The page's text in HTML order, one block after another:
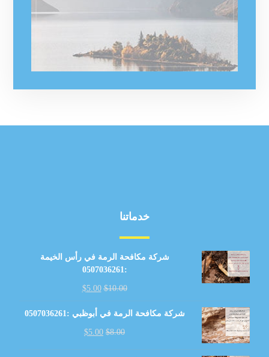
خدماتنا
شركة مكافحة الرمة في رأس الخيمة
:0507036261
$10.00
$5.00
شركة مكافحة الرمة في أبوظبي :0507036261
$8.00
$5.00